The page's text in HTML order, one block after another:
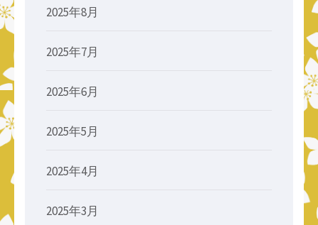
2025年8月
2025年7月
2025年6月
2025年5月
2025年4月
2025年3月